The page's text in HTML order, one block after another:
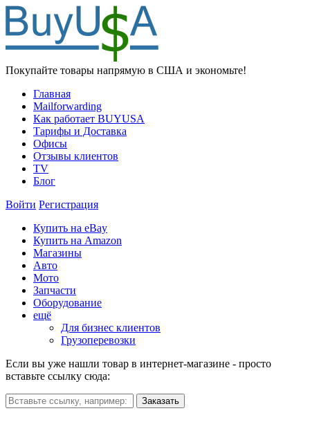
Покупайте товары напрямую в США и экономьте!
Главная
Mailforwarding
Как работает BUYUSA
Тарифы и Доставка
Офисы
Отзывы клиентов
TV
Блог
Войти Регистрация
Купить на eBay
Купить на Amazon
Магазины
Авто
Мото
Запчасти
Оборудование
ещё
Для бизнес клиентов
Грузоперевозки
Если вы уже нашли товар в интернет-магазине - просто
вставьте ссылку сюда: